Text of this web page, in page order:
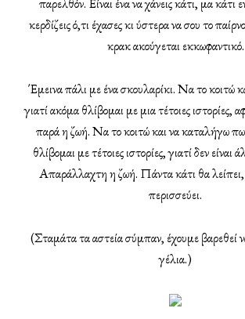
κερδίζεις ό,τι έχασες κι ύστερα να σου το
κρακ ακούγεται εκκωφαντικό.
Έμεινα πάλι με ένα σκουλαρίκι. Να το κοιτώ
γιατί ακόμα θλίβομαι με μια τέτοιες ιστορίες,
παρά η ζωή. Να το κοιτώ και να καταλήγω
θλίβομαι με τέτοιες ιστορίες, γιατί δεν είναι
Απαράλλαχτη η ζωή. Πάντα κάτι θα
περισσεύει.
(Σταμάτα τα αστεία σύμπαν, έχουμε βαρεθεί
γέλια.)